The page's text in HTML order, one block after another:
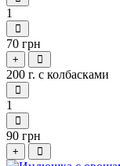
1
70 грн
+
200 г. с колбасками
1
90 грн
+